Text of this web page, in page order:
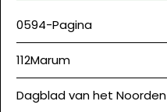
0594-Pagina
112Marum
Dagblad van het Noorden